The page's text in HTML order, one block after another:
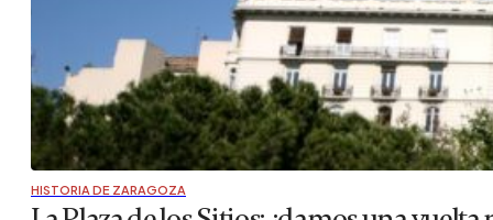
HISTORIA DE ZARAGOZA